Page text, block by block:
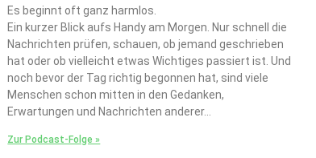
Es beginnt oft ganz harmlos.
Ein kurzer Blick aufs Handy am Morgen. Nur schnell die
Nachrichten prüfen, schauen, ob jemand geschrieben
hat oder ob vielleicht etwas Wichtiges passiert ist. Und
noch bevor der Tag richtig begonnen hat, sind viele
Menschen schon mitten in den Gedanken,
Erwartungen und Nachrichten anderer…
Zur Podcast-Folge »